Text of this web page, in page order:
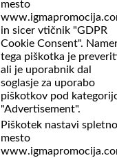
mesto
in sicer vtičnik "GDPR
Cookie Consent".
tega piškotka je
ali je uporabnik dal
soglasje za uporabo
piškotkov pod
"Advertisement".
Piškotek nastavi spletno
mesto